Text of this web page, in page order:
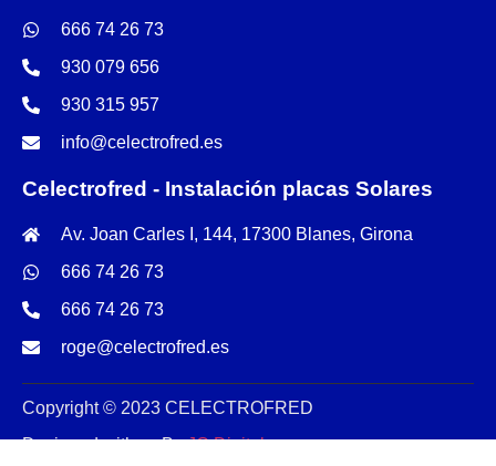
666 74 26 73
930 079 656
930 315 957
info@celectrofred.es
Celectrofred - Instalación placas Solares
Av. Joan Carles I, 144, 17300 Blanes, Girona
666 74 26 73
666 74 26 73
roge@celectrofred.es
Copyright © 2023 CELECTROFRED
Designed with ❤️ ByJC Digital